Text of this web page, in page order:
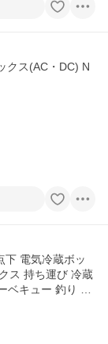
クス(AC・DC) N
下 電気冷蔵ボッ
ス 持ち運び 冷蔵
ベキュー 釣り ス